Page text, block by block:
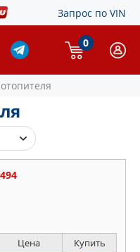
Запрос по VIN
0
Цена Купить